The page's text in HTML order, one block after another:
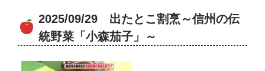
2025/09/29 出たとこ割烹～信州の伝
統野菜「小森茄子」～